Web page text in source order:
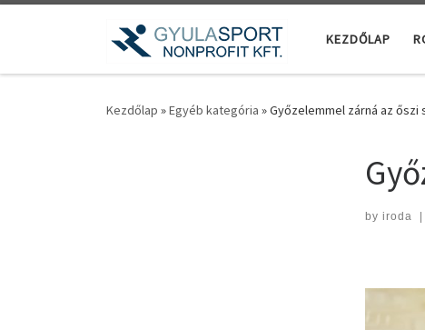
Teljes tartalom megjelenítése
KEZDŐLAP
Kezdőlap »Egyéb kategória »Győzelemmel zárná az őszi
by iroda |